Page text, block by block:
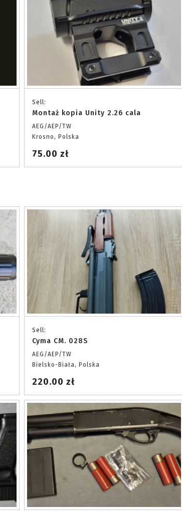
Sell:
Montaż kopia Unity 2.26 cala
AEG/AEP/TW
Krosno, Polska
75.00 zł
Sell:
Cyma CM. 028S
AEG/AEP/TW
Bielsko-Biała, Polska
220.00 zł